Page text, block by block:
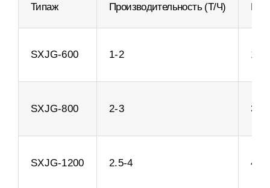
Типаж Производительность (т/ч)
SXJG-600 1-2
SXJG-800 2-3
SXJG-1200 2.5-4